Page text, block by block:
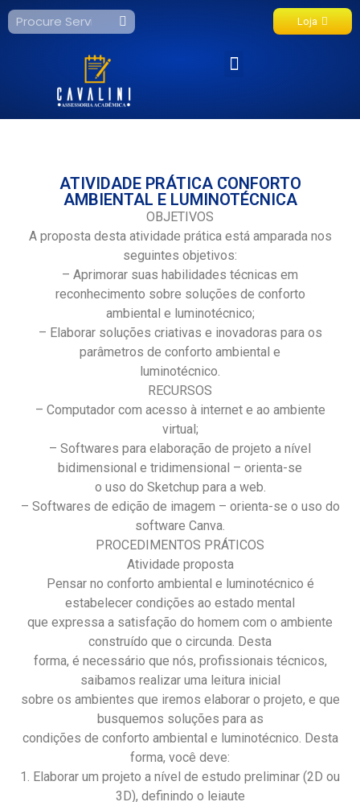
Loja
ATIVIDADE PRÁTICA CONFORTO
AMBIENTAL E LUMINOTÉCNICA
OBJETIVOS
A proposta desta atividade prática está amparada nos
seguintes objetivos:
– Aprimorar suas habilidades técnicas em
reconhecimento sobre soluções de conforto
ambiental e luminotécnico;
– Elaborar soluções criativas e inovadoras para os
parâmetros de conforto ambiental e
luminotécnico.
RECURSOS
– Computador com acesso à internet e ao ambiente
virtual;
– Softwares para elaboração de projeto a nível
bidimensional e tridimensional – orienta-se
o uso do Sketchup para a web.
– Softwares de edição de imagem – orienta-se o uso do
software Canva.
PROCEDIMENTOS PRÁTICOS
Atividade proposta
Pensar no conforto ambiental e luminotécnico é
estabelecer condições ao estado mental
que expressa a satisfação do homem com o ambiente
construído que o circunda. Desta
forma, é necessário que nós, profissionais técnicos,
saibamos realizar uma leitura inicial
sobre os ambientes que iremos elaborar o projeto, e que
busquemos soluções para as
condições de conforto ambiental e luminotécnico. Desta
forma, você deve:
1. Elaborar um projeto a nível de estudo preliminar (2D ou
3D), definindo o leiaute